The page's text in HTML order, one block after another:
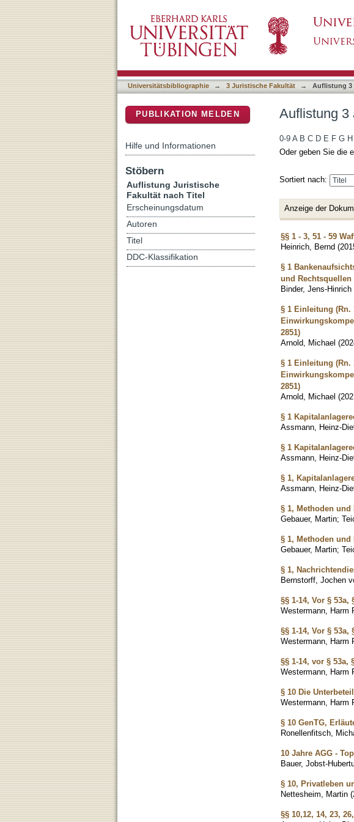
Universitätsbibliographie → 3 Juristische Fakultät → Auflistung 3
Auflistung 3
0-9 A B C D E F G H
Oder geben Sie die
Sortiert nach:
Anzeige der
§§ 1 - 3, 51 - 59
Heinrich, Bernd (
§ 1
und Rechtsquellen
Binder, Jens-Hinrich
§ 1 Einleitung (Rn.
2851)
Arnold, Michael (
§ 1 Einleitung (Rn.
2851)
Arnold, Michael (
§ 1
Assmann, Heinz-
§ 1
Assmann, Heinz-
§ 1,
Assmann, Heinz-
§ 1, Methoden
Gebauer, Martin;
§ 1, Methoden
Gebauer, Martin;
§ 1,
Bernstorff, Jochen
§§ 1-14, Vor § 53a,
Westermann, Harm
§§ 1-14, Vor § 53a,
Westermann, Harm
§§ 1-14, vor § 53a,
Westermann, Harm
§ 10 Die
Westermann, Harm
§ 10 GenTG,
Ronellenfitsch,
10 Jahre AGG -
Bauer, Jobst-
§ 10, Privatleben
Nettesheim, Martin (
§§ 10,12, 14, 23,
PUBLIKATION MELDEN
Hilfe und Informationen
Stöbern
Auflistung Juristische
Fakultät nach Titel
Erscheinungsdatum
Autoren
Titel
DDC-Klassifikation